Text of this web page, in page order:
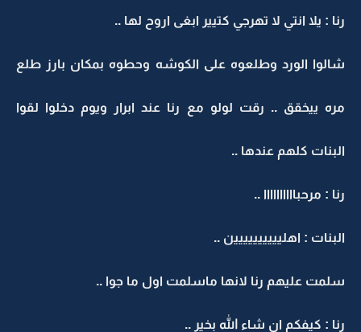
رنا : يلا انتي لا تهرجي كتيير ابغى اروح لها ..
شالوا الورد وطلعوه على الكوشه وحطوه بمكان بارز طلع
مره ييخقق .. رقت لولو مع رنا عند ابرار ويوم دخلوا لقوا
البنات كلهم عندها ..
رنا : مرحباااااااااا ..
البنات : اهليييييييييين ..
سلمت عليهم رنا لانها ماسلمت اول ما جوا ..
رنا : كيفكم ان شاء الله بخير ..